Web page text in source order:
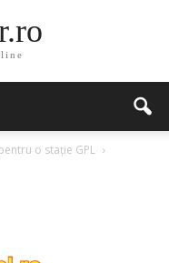
o stație GPL